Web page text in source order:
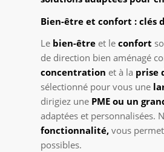
Bien-être et confort : clés
Le bien-être et le confort
de direction bien aménagé
concentration et à la prise
sélectionné pour vous une
dirigiez une PME ou un
adaptées et personnalisées.
fonctionnalité, vous
possibles.